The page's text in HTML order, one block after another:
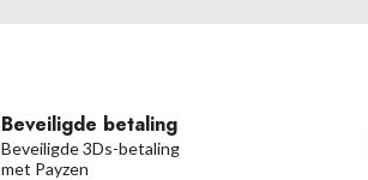
Beveiligde betaling
Beveiligde 3Ds-betaling
met Payzen